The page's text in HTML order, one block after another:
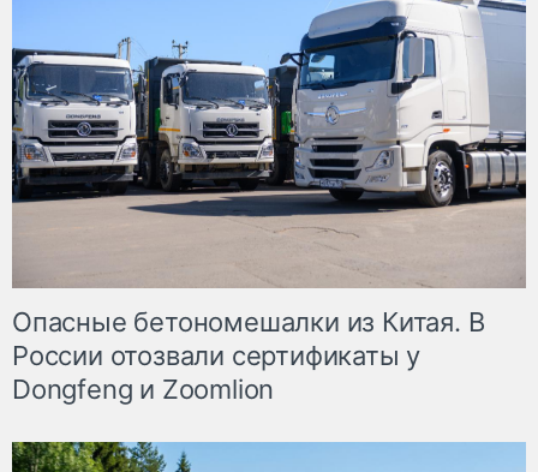
Опасные бетономешалки из Китая. В
России отозвали сертификаты у
Dongfeng и Zoomlion